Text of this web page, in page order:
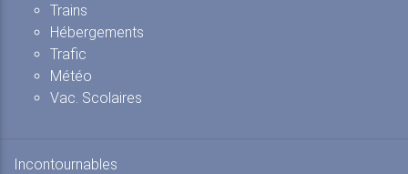
Trains
Hébergements
Trafic
Météo
Vac. Scolaires
Incontournables